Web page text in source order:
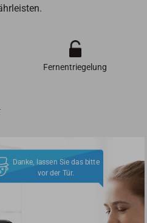
Fernentriegelung
Danke, lassen Sie das bitte
vor der Tür.